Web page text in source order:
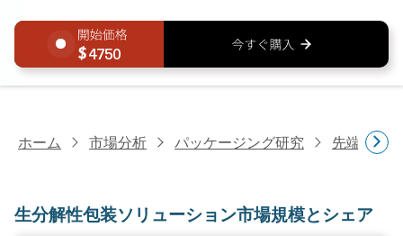
4750
ホーム 市場分析 パッケージング研究 先端パッ
生分解性包装ソリューション市場規模とシェア